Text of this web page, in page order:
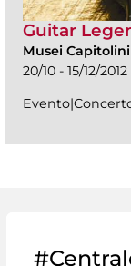
Guitar
Musei
20/10 - 15/12/2012